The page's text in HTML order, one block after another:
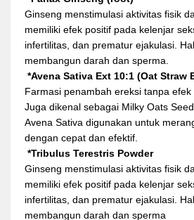
Ginseng menstimulasi aktivitas fisik
memiliki efek positif pada kelenjar
infertilitas, dan prematur ejakulasi.
membangun darah dan sperma.
*Avena Sativa Ext 10:1 (Oat Straw
Farmasi penambah ereksi tanpa efek
Juga dikenal sebagai Milky Oats
Avena Sativa digunakan untuk
dengan cepat dan efektif.
*Tribulus Terestris Powder
Ginseng menstimulasi aktivitas fisik
memiliki efek positif pada kelenjar
infertilitas, dan prematur ejakulasi.
membangun darah dan sperma